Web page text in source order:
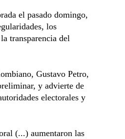
el pasado domingo,
los
transparencia del
Gustavo Petro,
y advierte de
electorales y
(...) aumentaron las